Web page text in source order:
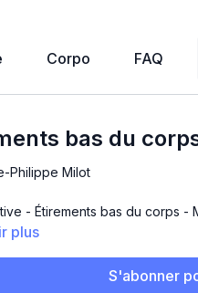
Corpo FAQ
bas du
Philippe Milot
- Étirements bas du corps -
plus
S'abonner